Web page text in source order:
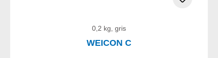
0,2 kg, gris
WEICON C